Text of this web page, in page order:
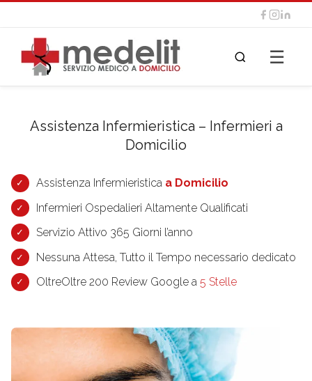
☰
Assistenza Infermieristica – Infermieri a
Domicilio
Assistenza Infermieristica a Domicilio
Infermieri Ospedalieri Altamente Qualificati
Servizio Attivo 365 Giorni l’anno
Nessuna Attesa, Tutto il Tempo necessario dedicato
OltreOltre 200 Review Google a 5 Stelle